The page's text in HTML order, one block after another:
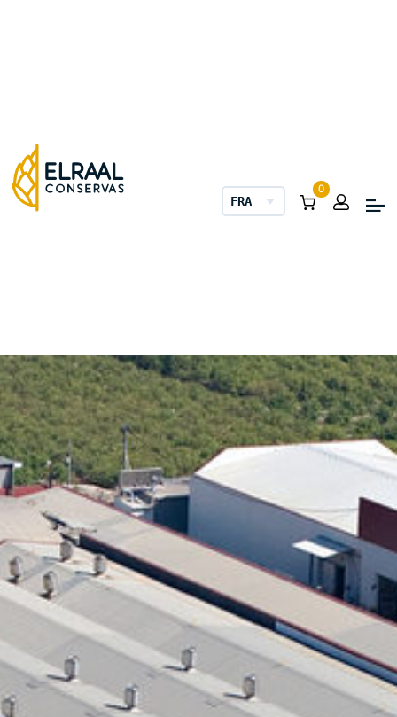
FRANÇAIS
0